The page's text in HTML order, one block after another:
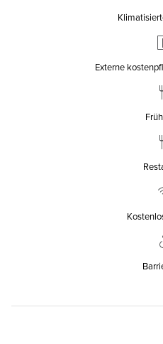
Externe